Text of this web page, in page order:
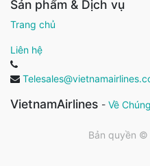
Sản phẩm & Dịch vụ
Trang chủ
Liên hệ
VietnamAirlines - Về
Bản quyền ©